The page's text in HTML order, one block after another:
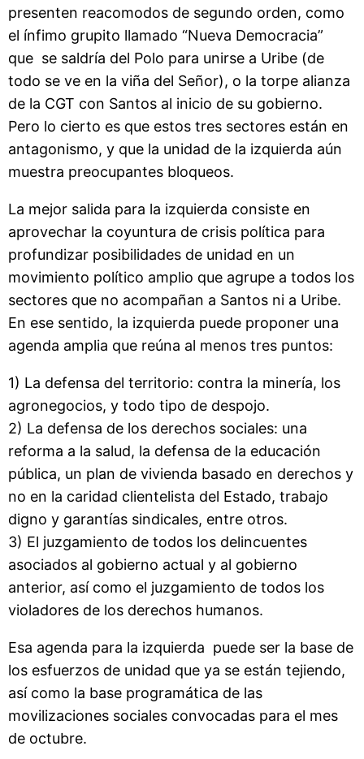
presenten reacomodos de segundo orden, como
el ínfimo grupito llamado “Nueva Democracia”
que se saldría del Polo para unirse a Uribe (de
todo se ve en la viña del Señor), o la torpe alianza
de la CGT con Santos al inicio de su gobierno.
Pero lo cierto es que estos tres sectores están en
antagonismo, y que la unidad de la izquierda aún
muestra preocupantes bloqueos.
La mejor salida para la izquierda consiste en
aprovechar la coyuntura de crisis política para
profundizar posibilidades de unidad en un
movimiento político amplio que agrupe a todos los
sectores que no acompañan a Santos ni a Uribe.
En ese sentido, la izquierda puede proponer una
agenda amplia que reúna al menos tres puntos:
1) La defensa del territorio: contra la minería, los
agronegocios, y todo tipo de despojo.
2) La defensa de los derechos sociales: una
reforma a la salud, la defensa de la educación
pública, un plan de vivienda basado en derechos y
no en la caridad clientelista del Estado, trabajo
digno y garantías sindicales, entre otros.
3) El juzgamiento de todos los delincuentes
asociados al gobierno actual y al gobierno
anterior, así como el juzgamiento de todos los
violadores de los derechos humanos.
Esa agenda para la izquierda puede ser la base de
los esfuerzos de unidad que ya se están tejiendo,
así como la base programática de las
movilizaciones sociales convocadas para el mes
de octubre.